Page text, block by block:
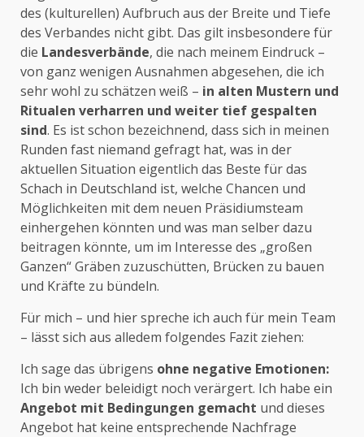
des (kulturellen) Aufbruch aus der Breite und Tiefe
des Verbandes nicht gibt. Das gilt insbesondere für
die Landesverbände, die nach meinem Eindruck –
von ganz wenigen Ausnahmen abgesehen, die ich
sehr wohl zu schätzen weiß – in alten Mustern und
Ritualen verharren und weiter tief gespalten
sind. Es ist schon bezeichnend, dass sich in meinen
Runden fast niemand gefragt hat, was in der
aktuellen Situation eigentlich das Beste für das
Schach in Deutschland ist, welche Chancen und
Möglichkeiten mit dem neuen Präsidiumsteam
einhergehen könnten und was man selber dazu
beitragen könnte, um im Interesse des „großen
Ganzen“ Gräben zuzuschütten, Brücken zu bauen
und Kräfte zu bündeln.
Für mich – und hier spreche ich auch für mein Team
– lässt sich aus alledem folgendes Fazit ziehen:
Ich sage das übrigens ohne negative Emotionen:
Ich bin weder beleidigt noch verärgert. Ich habe ein
Angebot mit Bedingungen gemacht und dieses
Angebot hat keine entsprechende Nachfrage